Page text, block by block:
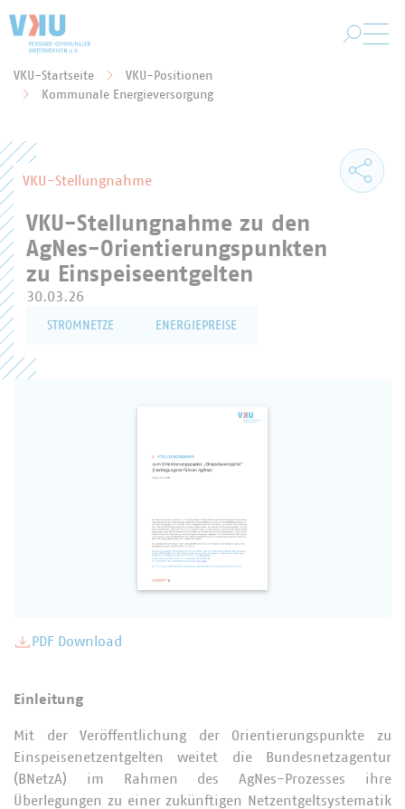
Sie befinden sich hier:
VKU-Startseite
VKU-Positionen
Kommunale Energieversorgung
VKU-Stellungnahme
VKU-Stellungnahme zu den
AgNes-Orientierungspunkten
zu Einspeiseentgelten
30.03.26
STROMNETZE ENERGIEPREISE
PDF Download
Einleitung
Mit der Veröffentlichung der Orientierungspunkte zu
Einspeisenetzentgelten weitet die Bundesnetzagentur
(BNetzA) im Rahmen des AgNes-Prozesses ihre
Überlegungen zu einer zukünftigen Netzentgeltsystematik